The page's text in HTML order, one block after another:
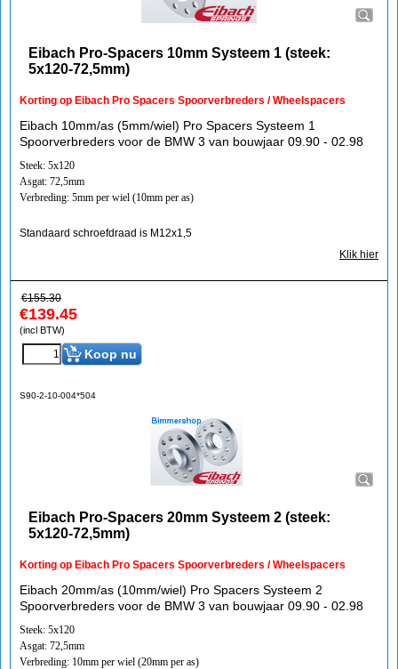
Eibach Pro-Spacers 10mm Systeem 1 (steek:
5x120-72,5mm)
Korting op Eibach Pro Spacers Spoorverbreders / Wheelspacers
Eibach 10mm/as (5mm/wiel) Pro Spacers Systeem 1
Spoorverbreders voor de BMW 3 van bouwjaar 09.90 - 02.98
Steek: 5x120
Asgat: 72,5mm
Verbreding: 5mm per wiel (10mm per as)
Standaard schroefdraad is M12x1,5
Klik hier
€155.30
€139.45
(incl BTW)
Koop nu
S90-2-10-004*504
Eibach Pro-Spacers 20mm Systeem 2 (steek:
5x120-72,5mm)
Korting op Eibach Pro Spacers Spoorverbreders / Wheelspacers
Eibach 20mm/as (10mm/wiel) Pro Spacers Systeem 2
Spoorverbreders voor de BMW 3 van bouwjaar 09.90 - 02.98
Steek: 5x120
Asgat: 72,5mm
Verbreding: 10mm per wiel (20mm per as)